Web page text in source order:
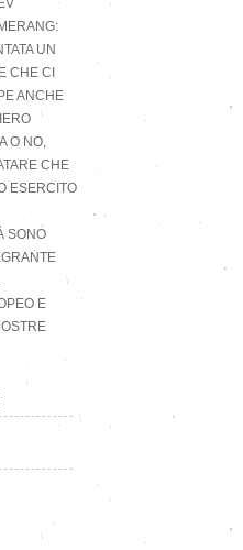
UN
CHE CI
ANCHE
O NO,
CHE
ESERCITO
SONO
E